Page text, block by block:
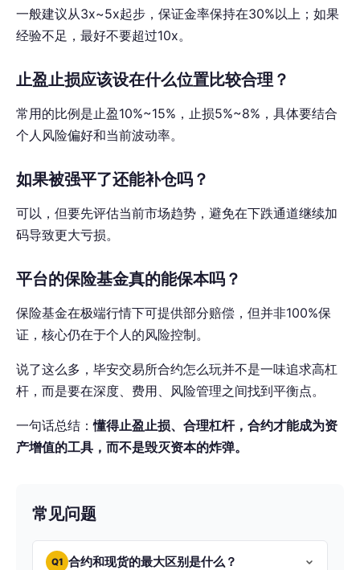
一般建议从3x~5x起步，保证金率保持在30%以上；如果
经验不足，最好不要超过10x。
止盈止损应该设在什么位置比较合理？
常用的比例是止盈10%~15%，止损5%~8%，具体要结合
个人风险偏好和当前波动率。
如果被强平了还能补仓吗？
可以，但要先评估当前市场趋势，避免在下跌通道继续加
码导致更大亏损。
平台的保险基金真的能保本吗？
保险基金在极端行情下可提供部分赔偿，但并非100%保
证，核心仍在于个人的风险控制。
说了这么多，毕安交易所合约怎么玩并不是一味追求高杠
杆，而是要在深度、费用、风险管理之间找到平衡点。
一句话总结：懂得止盈止损、合理杠杆，合约才能成为资
产增值的工具，而不是毁灭资本的炸弹。
常见问题
Q1 合约和现货的最大区别是什么？